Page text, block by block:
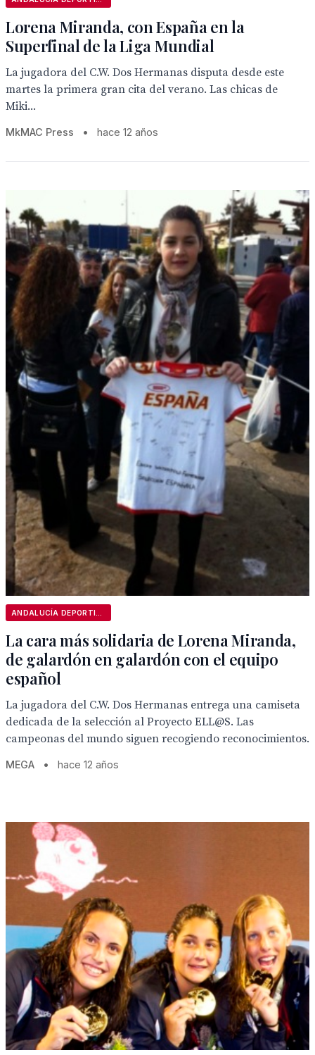
Lorena Miranda, con España en la
Superfinal de la Liga Mundial
La jugadora del C.W. Dos Hermanas disputa desde este
martes la primera gran cita del verano. Las chicas de
Miki...
MkMAC Press • hace 12 años
La cara más solidaria de Lorena Miranda,
de galardón en galardón con el equipo
español
La jugadora del C.W. Dos Hermanas entrega una camiseta
dedicada de la selección al Proyecto ELL@S. Las
campeonas del mundo siguen recogiendo reconocimientos.
MEGA • hace 12 años